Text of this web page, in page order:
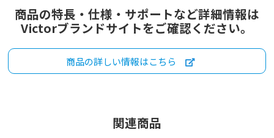
商品の特長・仕様・サポートなど詳細情報は
Victorブランドサイトをご確認ください。
商品の詳しい情報はこちら
関連商品